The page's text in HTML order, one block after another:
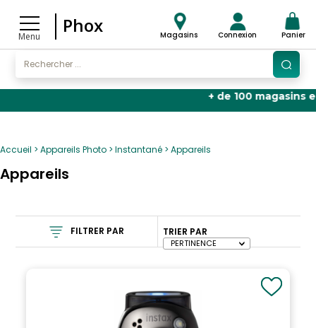
Menu
Phox Magasins Connexion Panier
+ de 100 magasins en
Accueil Appareils Photo Instantané Appareils
Appareils
FILTRER PAR TRIER PAR